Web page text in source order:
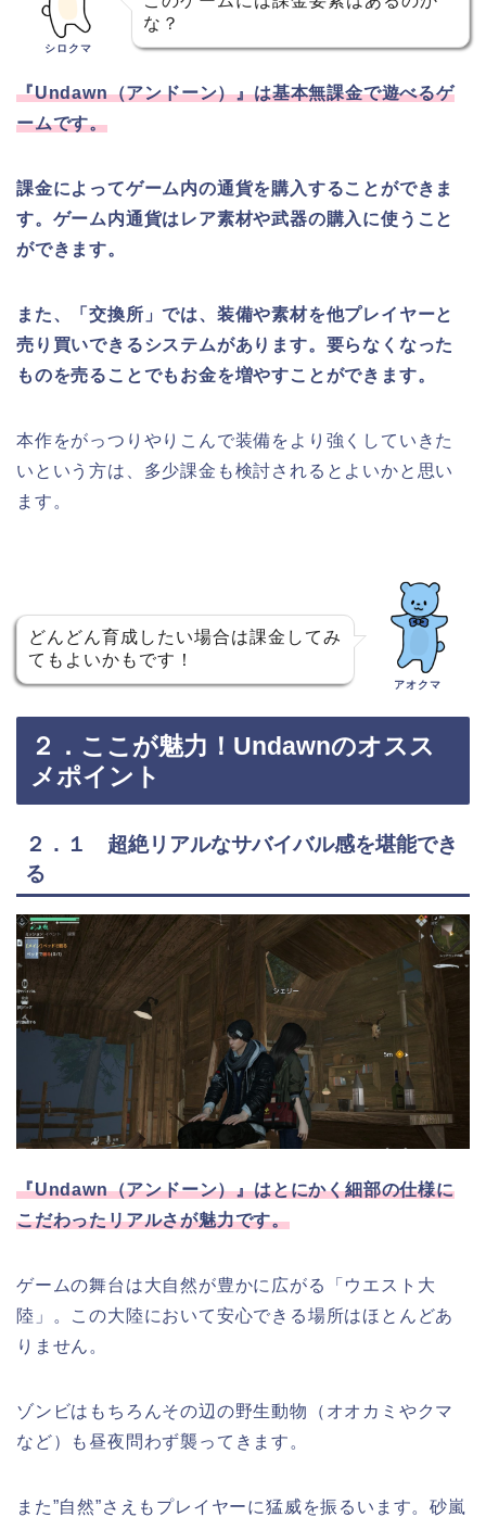
シロクマ
な？
『Undawn（アンドーン）』は基本無課金で遊べるゲ
ームです。
課金によってゲーム内の通貨を購入することができま
す。ゲーム内通貨はレア素材や武器の購入に使うこと
ができます。
また、「交換所」では、装備や素材を他プレイヤーと
売り買いできるシステムがあります。要らなくなった
ものを売ることでもお金を増やすことができます。
本作をがっつりやりこんで装備をより強くしていきた
いという方は、多少課金も検討されるとよいかと思い
ます。
どんどん育成したい場合は課金してみ
てもよいかもです！
アオクマ
２．ここが魅力！Undawnのオスス
メポイント
２．１ 超絶リアルなサバイバル感を堪能でき
る
『Undawn（アンドーン）』はとにかく細部の仕様に
こだわったリアルさが魅力です。
ゲームの舞台は大自然が豊かに広がる「ウエスト大
陸」。この大陸において安心できる場所はほとんどあ
りません。
ゾンビはもちろんその辺の野生動物（オオカミやクマ
など）も昼夜問わず襲ってきます。
また”自然”さえもプレイヤーに猛威を振るいます。砂嵐